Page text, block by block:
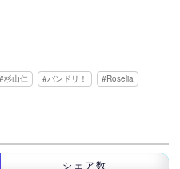
杉山仁 バンドリ！
Roselia
シェア数